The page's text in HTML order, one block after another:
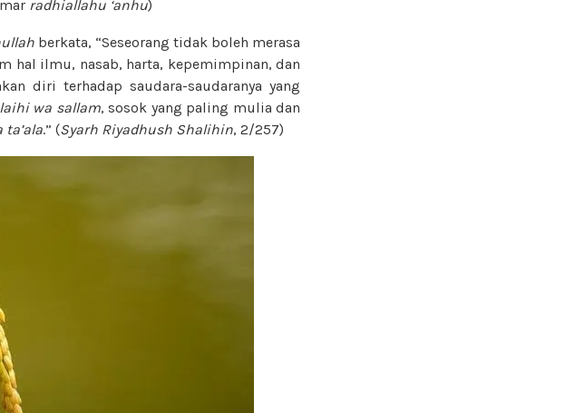
radhiallahu ‘anhu)
berkata, “Seseorang tidak boleh merasa
hal ilmu, nasab, harta, kepemimpinan, dan
diri terhadap saudara-saudaranya yang
wa sallam, sosok yang paling mulia dan
.” (Syarh Riyadhush Shalihin, 2/257)